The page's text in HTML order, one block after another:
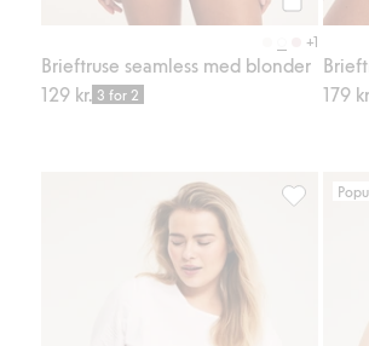
Legg til
+1
Brieftruse seamless med blonder
129 kr. 3 for 2
179